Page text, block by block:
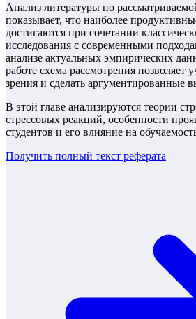
Анализ литературы по
показывает, что наиболее
достигаются при сочетании
исследования с современными
анализе актуальных эмпирических
работе схема рассмотрения позволяет
зрения и сделать аргументированные
В этой главе анализируются теории
стрессовых реакций, особенности
студентов и его влияние на
Получить полный текст реферата